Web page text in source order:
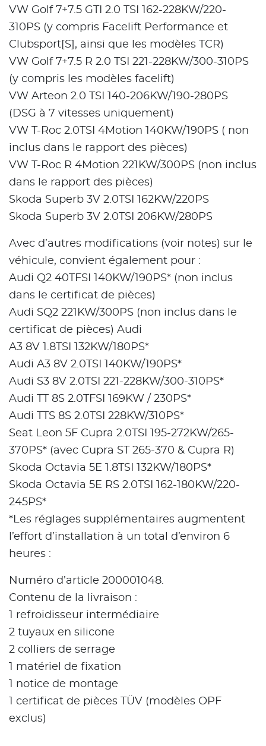
VW Golf 7+7.5 GTI 2.0 TSI 162-228KW/220-
310PS (y compris Facelift Performance et
Clubsport[S], ainsi que les modèles TCR)
VW Golf 7+7.5 R 2.0 TSI 221-228KW/300-310PS
(y compris les modèles facelift)
VW Arteon 2.0 TSI 140-206KW/190-280PS
(DSG à 7 vitesses uniquement)
VW T-Roc 2.0TSI 4Motion 140KW/190PS ( non
inclus dans le rapport des pièces)
VW T-Roc R 4Motion 221KW/300PS (non inclus
dans le rapport des pièces)
Skoda Superb 3V 2.0TSI 162KW/220PS
Skoda Superb 3V 2.0TSI 206KW/280PS
Avec d’autres modifications (voir notes) sur le
véhicule, convient également pour :
Audi Q2 40TFSI 140KW/190PS* (non inclus
dans le certificat de pièces)
Audi SQ2 221KW/300PS (non inclus dans le
certificat de pièces) Audi
A3 8V 1.8TSI 132KW/180PS*
Audi A3 8V 2.0TSI 140KW/190PS*
Audi S3 8V 2.0TSI 221-228KW/300-310PS*
Audi TT 8S 2.0TFSI 169KW / 230PS*
Audi TTS 8S 2.0TSI 228KW/310PS*
Seat Leon 5F Cupra 2.0TSI 195-272KW/265-
370PS* (avec Cupra ST 265-370 & Cupra R)
Skoda Octavia 5E 1.8TSI 132KW/180PS*
Skoda Octavia 5E RS 2.0TSI 162-180KW/220-
245PS*
*Les réglages supplémentaires augmentent
l’effort d’installation à un total d’environ 6
heures :
Numéro d’article 200001048.
Contenu de la livraison :
1 refroidisseur intermédiaire
2 tuyaux en silicone
2 colliers de serrage
1 matériel de fixation
1 notice de montage
1 certificat de pièces TÜV (modèles OPF
exclus)